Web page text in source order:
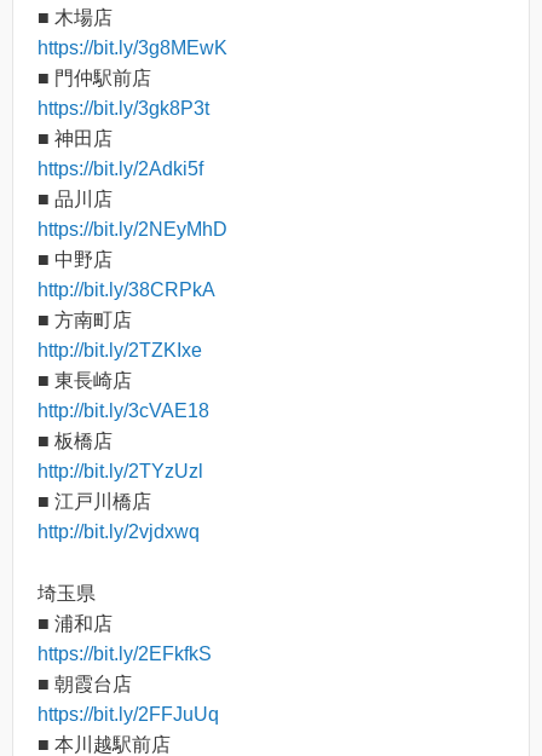
■ 木場店
https://bit.ly/3g8MEwK
■ 門仲駅前店
https://bit.ly/3gk8P3t
■ 神田店
https://bit.ly/2Adki5f
■ 品川店
https://bit.ly/2NEyMhD
■ 中野店
http://bit.ly/38CRPkA
■ 方南町店
http://bit.ly/2TZKIxe
■ 東長崎店
http://bit.ly/3cVAE18
■ 板橋店
http://bit.ly/2TYzUzl
■ 江戸川橋店
http://bit.ly/2vjdxwq
埼玉県
■ 浦和店
https://bit.ly/2EFkfkS
■ 朝霞台店
https://bit.ly/2FFJuUq
■ 本川越駅前店